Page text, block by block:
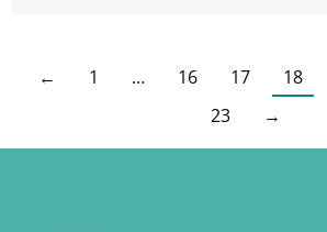
← 1 … 16 17 18
23
→